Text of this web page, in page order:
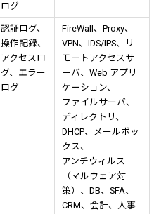
ログ
認証ログ、
操作記録、
アクセスロ
グ、エラー
ログ
FireWall、Proxy、
VPN、IDS/IPS、リ
モートアクセスサ
ーバ、Web アプリ
ケーション、
ファイルサーバ、
ディレクトリ、
DHCP、メールボッ
クス、
アンチウィルス
（マルウェア対
策）、DB、SFA、
CRM、会計、人事